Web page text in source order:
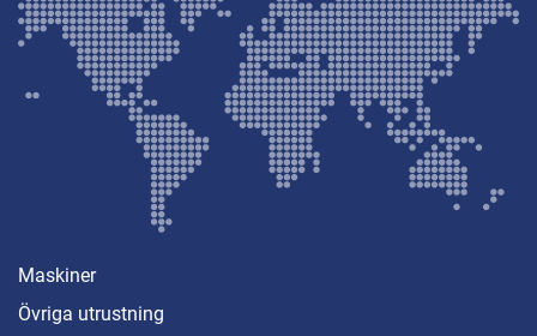
Maskiner
Övriga utrustning